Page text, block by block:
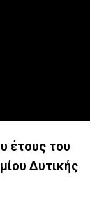
έτους του
Δυτικής